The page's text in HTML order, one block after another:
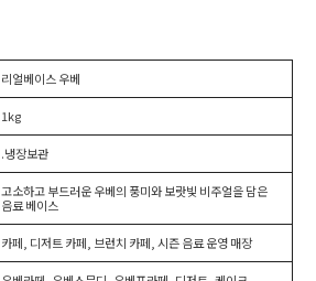
리얼베이스 우베
1kg
.냉장보관
고소하고 부드러운 우베의 풍미와 보랏빛 비주얼을 담은
음료 베이스
카페, 디저트 카페, 브런치 카페, 시즌 음료 운영 매장